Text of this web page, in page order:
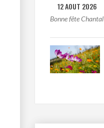
12 AOUT 2026
Bonne fête Chantal